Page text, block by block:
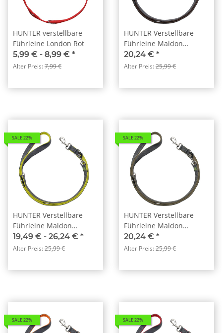
HUNTER verstellbare
Führleine London Rot
5,99 € - 8,99 € *
Alter Preis:7,99 €
HUNTER Verstellbare
Führleine Maldon
Braun/Grau
20,24 € *
Alter Preis:25,99 €
SALE 22%
HUNTER Verstellbare
Führleine Maldon
Limette/Grau
19,49 € - 26,24 € *
Alter Preis:25,99 €
SALE 22%
HUNTER Verstellbare
Führleine Maldon
Oliv/Grau
20,24 € *
Alter Preis:25,99 €
SALE 22% SALE 22%